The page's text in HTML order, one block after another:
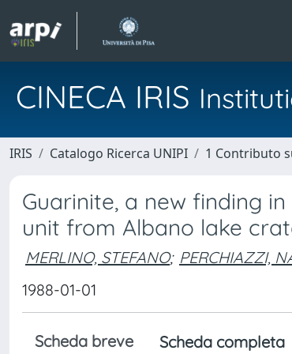
CINECA IRIS
IRIS Catalogo Ricerca UNIPI 1 Contributo
Guarinite, a new finding
unit from Albano lake
MERLINO, STEFANO; PERCHIAZZI,
1988-01-01
Scheda breve Scheda completa